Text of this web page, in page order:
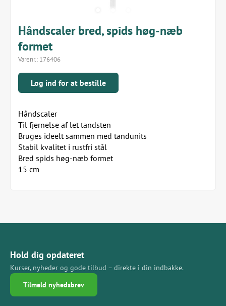
Håndscaler bred, spids høg-næb
formet
Varenr.: 176406
Log ind for at bestille
Håndscaler
Til fjernelse af let tandsten
Bruges ideelt sammen med tandunits
Stabil kvalitet i rustfri stål
Bred spids høg-næb formet
15 cm
Hold dig opdateret
Kurser, nyheder og gode tilbud – direkte i din indbakke.
Tilmeld nyhedsbrev